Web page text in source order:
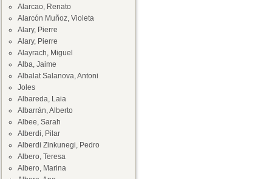
Alarcao, Renato
Alarcón Muñoz, Violeta
Alary, Pierre
Alary, Pierre
Alayrach, Miguel
Alba, Jaime
Albalat Salanova, Antoni
Joles
Albareda, Laia
Albarrán, Alberto
Albee, Sarah
Alberdi, Pilar
Alberdi Zinkunegi, Pedro
Albero, Teresa
Albero, Marina